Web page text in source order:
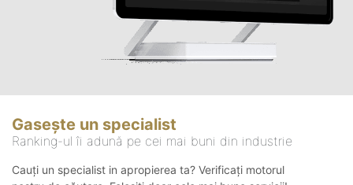
Gasește un specialist
Ranking-ul îi adună pe cei mai buni din industrie
Cauți un specialist in apropierea ta? Verificați motorul